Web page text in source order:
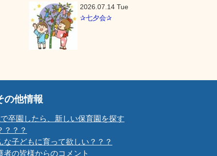
2026.07.14 Tue
✰七夕会✰
の他情報
卒園したら、新しい保育園を探す
？？？
な子どもに育って欲しい？？？
者の皆様からのコメント